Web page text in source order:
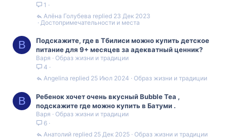
1
Достопримечательности и места
23 Дек 2023
Алëна Голубева
В
Подскажите, где в Тбилиси можно купить детское
питание для 9+ месяцев за адекватный ценник?
Варя
Образ жизни и традиции
4
Образ жизни и традиции
25 Июл 2024
Angelina
В
Ребенок хочет очень вкусный Bubble Tea ,
подскажите где можно купить в Батуми .
Варя
Образ жизни и традиции
6
Образ жизни и традиции
25 Дек 2025
Анатолий